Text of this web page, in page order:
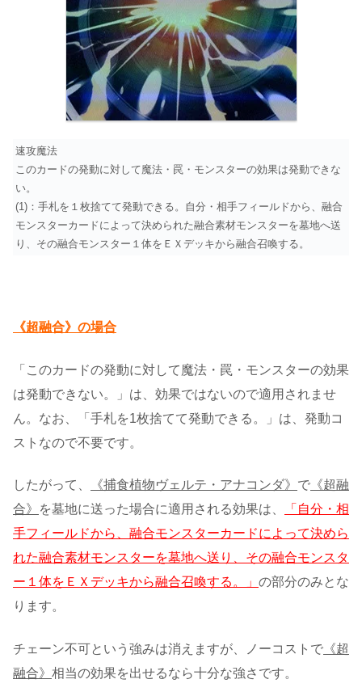
速攻魔法
このカードの発動に対して魔法・罠・モンスターの効果は発動できな
い。
(1)：手札を１枚捨てて発動できる。自分・相手フィールドから、融合
モンスターカードによって決められた融合素材モンスターを墓地へ送
り、その融合モンスター１体をＥＸデッキから融合召喚する。
《超融合》の場合
「このカードの発動に対して魔法・罠・モンスターの効果
は発動できない。」は、効果ではないので適用されませ
ん。なお、「手札を1枚捨てて発動できる。」は、発動コ
ストなので不要です。
したがって、 《捕食植物ヴェルテ・アナコンダ》 で 《超融
合》
を墓地に送った場合に適用される効果は、
「自分・相
手フィールドから、融合モンスターカードによって決めら
れた融合素材モンスターを墓地へ送り、その融合モンスタ
ー１体をＥＸデッキから融合召喚する。」 の部分のみとな
ります。
チェーン不可という強みは消えますが、ノーコストで 《超
融合》 相当の効果を出せるなら十分な強さです。